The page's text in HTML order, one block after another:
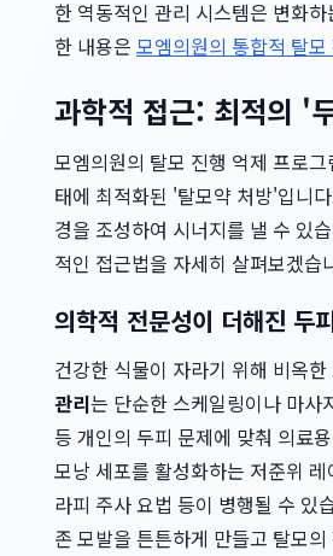
한 역동적인 관리 시스템은 변화
한 내용은 모엠의원의 통합적 탈
과학적 접근: 최적의 '
모엠의원의 탈모 진행 억제 프로
태에 최적화된 '탈모약 처방'입니
경을 조성하여 시너지를 낼 수 있
적인 접근법을 자세히 살펴보겠습
의학적 전문성이 더해진 두
건강한 식물이 자라기 위해 비옥
관리는 단순한 스케일링이나 마사
등 개인의 두피 문제에 맞춰 의료
모낭 세포를 활성화하는 저준위
라피 주사 요법 등이 병행될 수 있
존 모발을 튼튼하게 만들고 탈모